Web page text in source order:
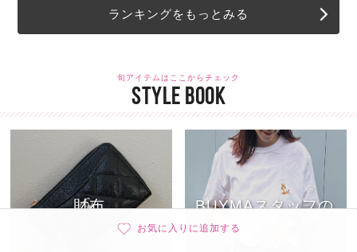
お気に入りに追加する
ランキングをもっとみる
旬アイテムはここからチェック
STYLE BOOK
財布
BUYMAスタッフの
自腹買い